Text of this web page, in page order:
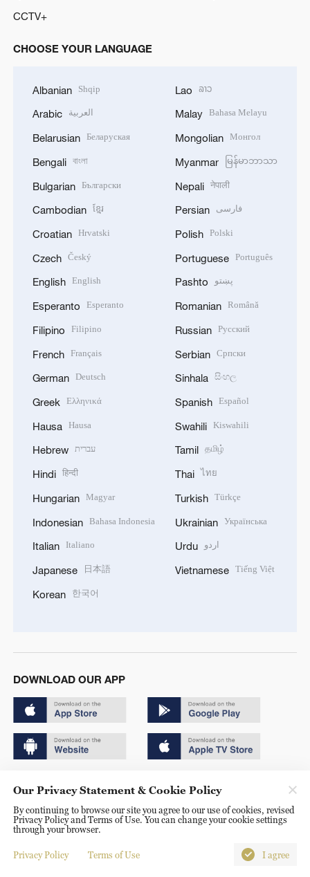
CCTV+
CHOOSE YOUR LANGUAGE
Albanian Shqip
Arabic العربية
Belarusian Беларуская
Bengali বাংলা
Bulgarian Български
Cambodian ខ្មែរ
Croatian Hrvatski
Czech Český
English English
Esperanto Esperanto
Filipino Filipino
French Français
German Deutsch
Greek Ελληνικά
Hausa Hausa
Hebrew עברית
Hindi हिन्दी
Hungarian Magyar
Indonesian Bahasa Indonesia
Italian Italiano
Japanese 日本語
Korean 한국어
Lao ລາວ
Malay Bahasa Melayu
Mongolian Монгол
Myanmar မြန်မာဘာသာ
Nepali नेपाली
Persian فارسی
Polish Polski
Portuguese Português
Pashto پښتو
Romanian Română
Russian Русский
Serbian Српски
Sinhala සිංහල
Spanish Español
Swahili Kiswahili
Tamil தமிழ்
Thai ไทย
Turkish Türkçe
Ukrainian Українська
Urdu اردو
Vietnamese Tiếng Việt
DOWNLOAD OUR APP
京ICP备20000184号
京公网安备 11010502050052号
Disinformation report hotline: 010-85061466
Our Privacy Statement & Cookie Policy
By continuing to browse our site you agree to our use of cookies, revised
Privacy Policy and Terms of Use. You can change your cookie settings
through your browser.
Privacy Policy Terms of Use I agree